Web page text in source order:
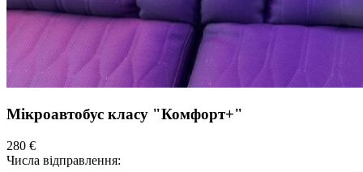
Мікроавтобус класу "Комфорт+"
280 €
Числа відправлення: